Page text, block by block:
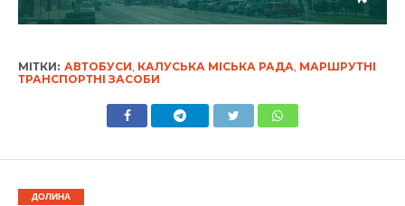
МІТКИ: АВТОБУСИ КАЛУСЬКА МІСЬКА РАДА МАРШРУТНІ
ТРАНСПОРТНІ ЗАСОБИ
ДОЛИНА